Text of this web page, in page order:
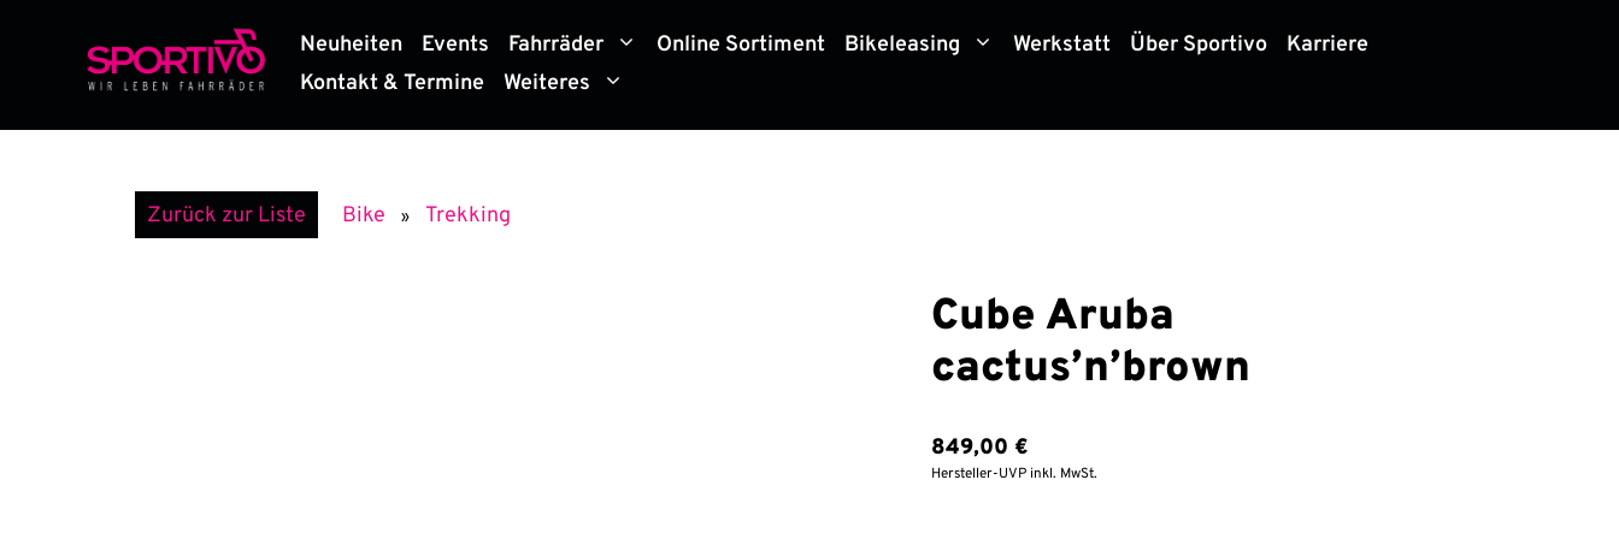
Neuheiten Events Fahrräder Online Sortiment Bikeleasing Werkstatt Über Sportivo
Karriere
Kontakt & Termine
Weiteres
Zurück zur Liste Bike » Trekking
Cube Aruba
cactus’n’brown
849,00 €
Hersteller-UVP inkl. MwSt.